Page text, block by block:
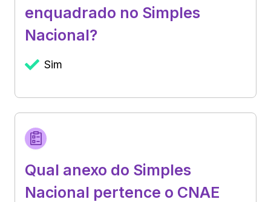
enquadrado no Simples
Nacional?
Sim
Qual anexo do Simples
Nacional pertence o CNAE